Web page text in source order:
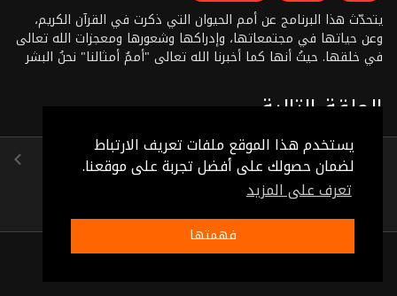
يستخدم هذا الموقع ملفات تعريف الارتباط
لضمان حصولك على أفضل تجربة على موقعنا.
تعرف على المزيد
فهمتها
يتحدّث هذا البرنامج عن أمم الحيوان التي ذكرت في القرآن الكريم،
وعن حياتها في مجتمعاتها، وإدراكها وشعورها ومعجزات الله تعالى
في خلقها. حيثُ أنها كما أخبرنا الله تعالى "أممٌ أمثالنا" نحنُ البشر
القيامة كأمّة البشر، يقتصّ المظلوم منها من الظالم
الحلقة التالية
الحلقة 14
(0:31:58)